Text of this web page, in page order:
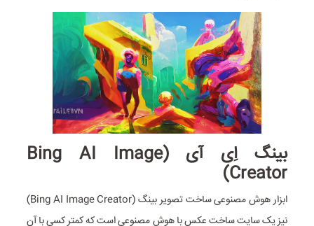
بینگ اِی آی (Bing AI Image
Creator)
ابزار هوش مصنوعی ساخت تصویر بینگ (Bing AI Image Creator)
نیز یک سایت ساخت عکس با هوش مصنوعی است که کمتر کسی با آن